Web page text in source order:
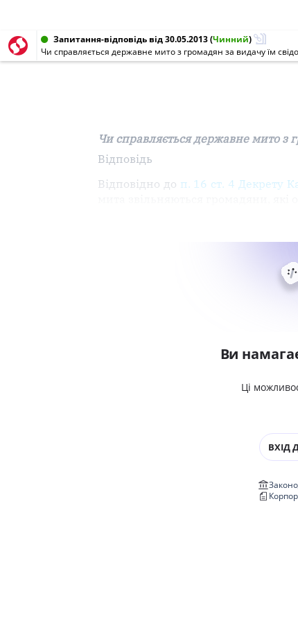
Запитання-відповідь від 30.05.2013(Чинний)
Чи справляється державне мито з громадян за видачу їм
Чи справляється державне мито з
Відповідь
Відповідно до п. 16 ст. 4 Декрету
Ви
Ці
ВХІД